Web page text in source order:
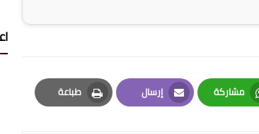
مشاركة
Whatsapp
إرسال
Email
طباعة
Print